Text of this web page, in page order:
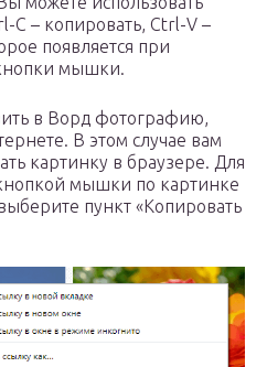
– копировать, Ctrl-V –
появляется при
мышки.
в Ворд фотографию,
В этом случае вам
картинку в браузере. Для
мышки по картинке
пункт «Копировать